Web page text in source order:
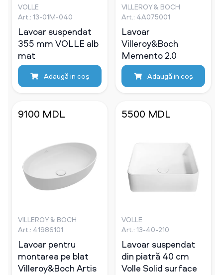
VOLLE
Art.: 13-01M-040
Lavoar suspendat
355 mm VOLLE alb
mat
Adaugă in coş
VILLEROY & BOCH
Art.: 4A075001
Lavoar
Villeroy&Boch
Memento 2.0
Adaugă in coş
9100 MDL
VILLEROY & BOCH
Art.: 41986101
Lavoar pentru
montarea pe blat
Villeroy&Boch Artis
5500 MDL
VOLLE
Art.: 13-40-210
Lavoar suspendat
din piatră 40 cm
Volle Solid surface